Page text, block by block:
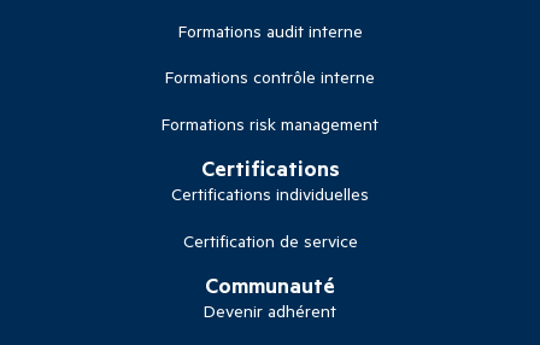
Formations audit interne
Formations contrôle interne
Formations risk management
Certifications
Certifications individuelles
Certification de service
Communauté
Devenir adhérent